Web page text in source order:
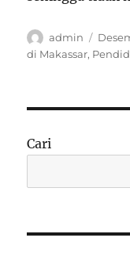
Author
admin
on
di Makassar,
Cari